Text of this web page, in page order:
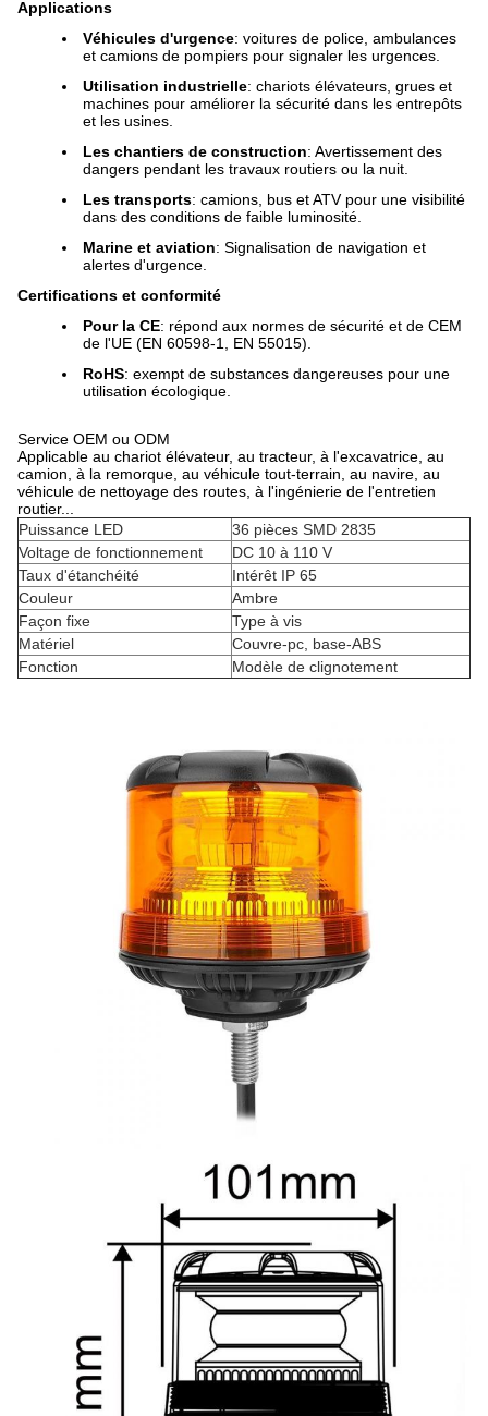
Applications
Véhicules d'urgence: voitures de police, ambulances
et camions de pompiers pour signaler les urgences.
Utilisation industrielle: chariots élévateurs, grues et
machines pour améliorer la sécurité dans les entrepôts
et les usines.
Les chantiers de construction: Avertissement des
dangers pendant les travaux routiers ou la nuit.
Les transports: camions, bus et ATV pour une visibilité
dans des conditions de faible luminosité.
Marine et aviation: Signalisation de navigation et
alertes d'urgence.
Certifications et conformité
Pour la CE: répond aux normes de sécurité et de CEM
de l'UE (EN 60598-1, EN 55015).
RoHS: exempt de substances dangereuses pour une
utilisation écologique.
Service OEM ou ODM
Applicable au chariot élévateur, au tracteur, à l'excavatrice, au
camion, à la remorque, au véhicule tout-terrain, au navire, au
véhicule de nettoyage des routes, à l'ingénierie de l'entretien
routier...
Puissance LED
36 pièces SMD 2835
Voltage de fonctionnement
DC 10 à 110 V
Taux d'étanchéité
Intérêt IP 65
Couleur
Ambre
Façon fixe
Type à vis
Matériel
Couvre-pc, base-ABS
Fonction
Modèle de clignotement